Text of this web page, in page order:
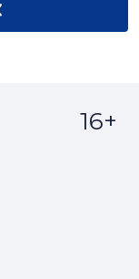
16+